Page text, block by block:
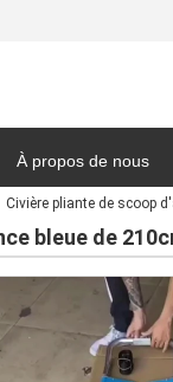
À propos de nous
soumission
Civière pliante de scoop
bleue de